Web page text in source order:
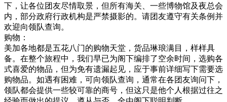
下，让各位团友尽情取景，但所有海关、一些博物馆及夜总会
内，部分政府行政机构是严禁摄影的。请团友遵守有关条例并
欢迎向领队查询。
购物：
美加各地都是五花八门的购物天堂，货品琳琅满目，样样具
备。在整个旅程中，我们早已为阁下编排了空余时间，选购各
式喜爱的物品，但为免有遗漏起见，应于事前详细写下需要选
购物品。如遇有困难，可向领队查询，通常在各团友询问下，
领队都会提供一些较可靠的商号，但这只是他个人根据过往之